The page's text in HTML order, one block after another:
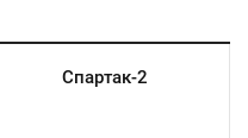
Спартак-2